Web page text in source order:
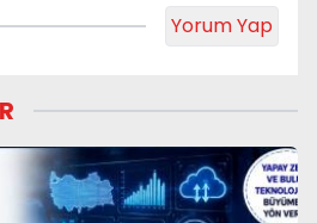
Yorum Yap